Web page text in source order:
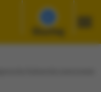
Słuchaj